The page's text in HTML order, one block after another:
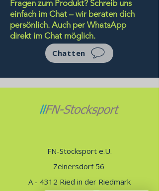
Fragen zum Produkt? Schreib uns
einfach im Chat – wir beraten dich
persönlich. Auch per WhatsApp
direkt im Chat möglich.
Chatten
FN-Stocksport e.U.
Zeinersdorf 56
A - 4312 Ried in der Riedmark